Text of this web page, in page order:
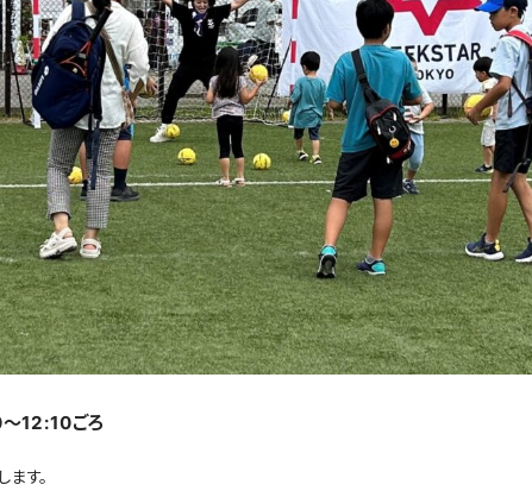
12:10ごろ
す。